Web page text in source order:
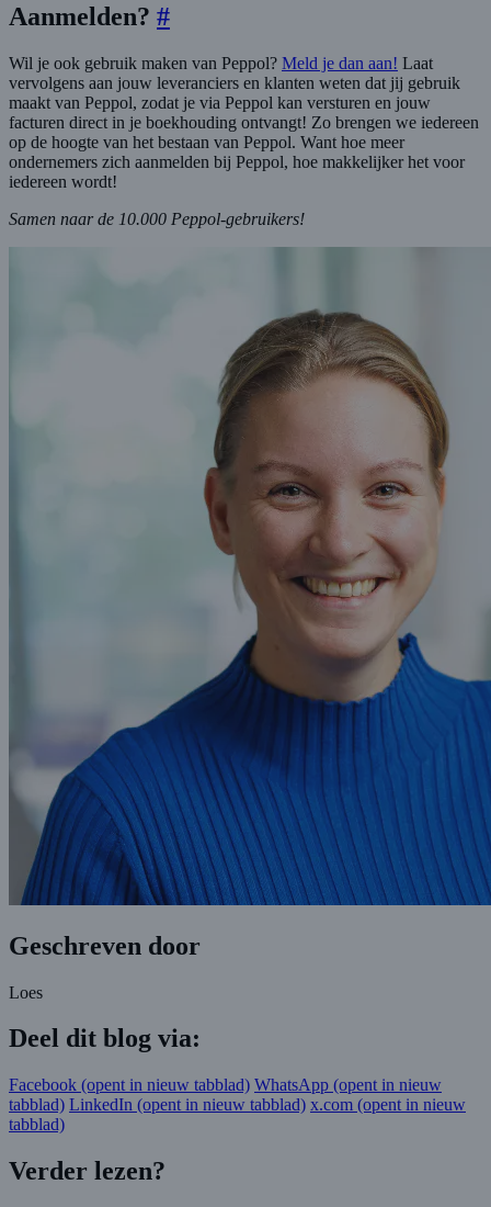
Aanmelden? #
Wil je ook gebruik maken van Peppol? Meld je dan aan! Laat
vervolgens aan jouw leveranciers en klanten weten dat jij gebruik
maakt van Peppol, zodat je via Peppol kan versturen en jouw
facturen direct in je boekhouding ontvangt! Zo brengen we iedereen
op de hoogte van het bestaan van Peppol. Want hoe meer
ondernemers zich aanmelden bij Peppol, hoe makkelijker het voor
iedereen wordt!
Samen naar de 10.000 Peppol-gebruikers!
Geschreven door
Loes
Deel dit blog via:
Facebook (opent in nieuw tabblad) WhatsApp (opent in nieuw
tabblad) LinkedIn (opent in nieuw tabblad) x.com (opent in nieuw
tabblad)
Verder lezen?